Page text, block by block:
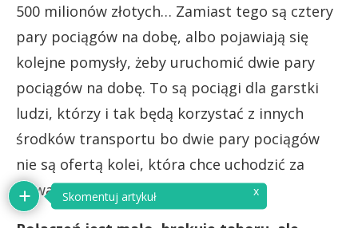
500 milionów złotych… Zamiast tego są cztery
pary pociągów na dobę, albo pojawiają się
kolejne pomysły, żeby uruchomić dwie pary
pociągów na dobę. To są pociągi dla garstki
ludzi, którzy i tak będą korzystać z innych
środków transportu bo dwie pary pociągów
nie są ofertą kolei, która chce uchodzić za
poważną.Skomentuj artykuł x